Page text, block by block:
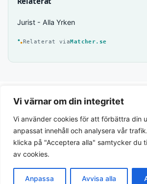
Vi värnar om din integritet
Vi använder cookies för att förbättra din
anpassat innehåll och analysera vår
klicka på "Acceptera alla" samtycker du
av cookies.
Anpassa Avvisa alla
Jurist - Alla Yrken
Relaterat viaMatcher.se
Integritetspolicy